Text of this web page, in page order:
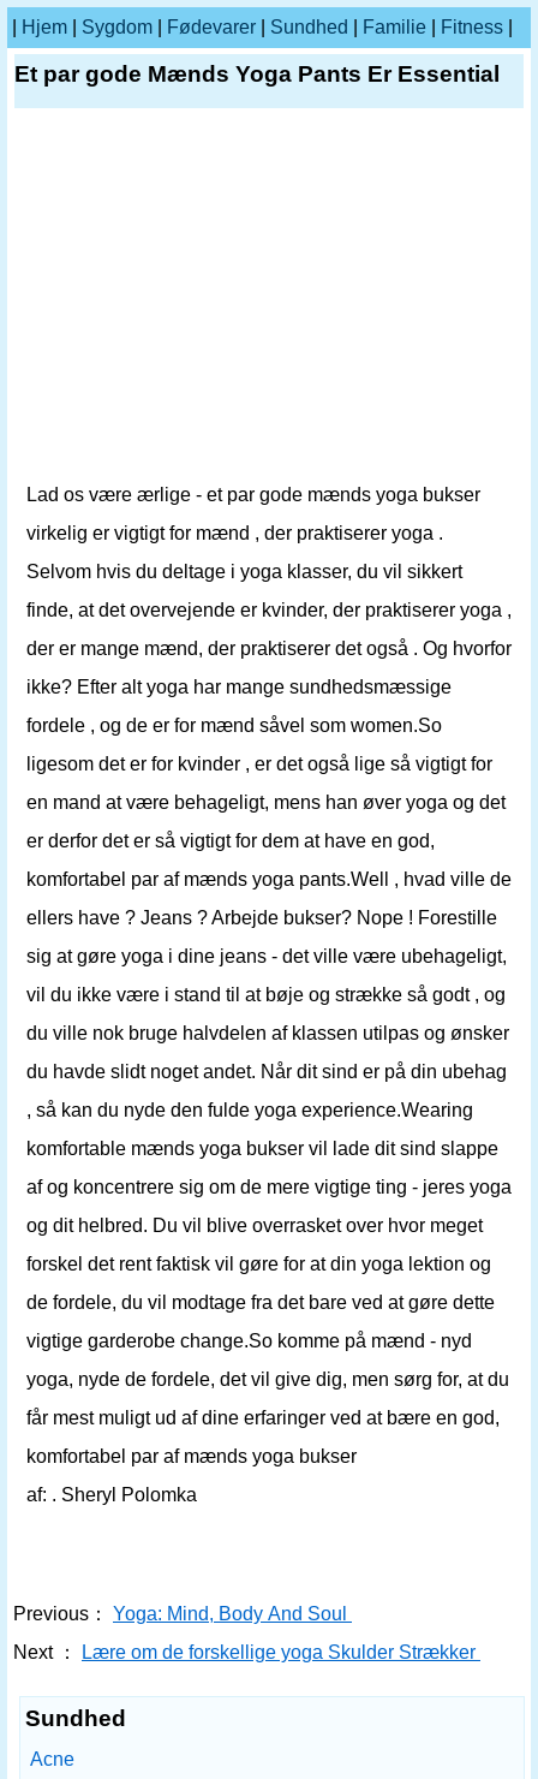
Hjem Sygdom Fødevarer Sundhed Familie Fitness
Et par gode Mænds Yoga Pants Er Essential
Lad os være ærlige - et par gode mænds yoga bukser
virkelig er vigtigt for mænd , der praktiserer yoga .
Selvom hvis du deltage i yoga klasser, du vil sikkert
finde, at det overvejende er kvinder, der praktiserer yoga ,
der er mange mænd, der praktiserer det også . Og hvorfor
ikke? Efter alt yoga har mange sundhedsmæssige
fordele , og de ​​er for mænd såvel som women.So
ligesom det er for kvinder , er det også lige så vigtigt for
en mand at være behageligt, mens han øver yoga og det
er derfor det er så vigtigt for dem at have en god,
komfortabel par af mænds yoga pants.Well , hvad ville de
ellers have ? Jeans ? Arbejde bukser? Nope ! Forestille
sig at gøre yoga i dine jeans - det ville være ubehageligt,
vil du ikke være i stand til at bøje og strække så godt , og
du ville nok bruge halvdelen af klassen utilpas og ønsker
du havde slidt noget andet. Når dit sind er på din ubehag
, så kan du nyde den fulde yoga experience.Wearing
komfortable mænds yoga bukser vil lade dit sind slappe
af og koncentrere sig om de mere vigtige ting - jeres yoga
og dit helbred. Du vil blive overrasket over hvor meget
forskel det rent faktisk vil gøre for at din yoga lektion og
de ​​fordele, du vil modtage fra det bare ved at gøre dette
vigtige garderobe change.So komme på mænd - nyd
yoga, nyde de fordele, det vil give dig, men sørg for, at du
får mest muligt ud af dine erfaringer ved at bære en god,
komfortabel par af mænds yoga bukser
af: . Sheryl Polomka
Previous：
Yoga: Mind, Body And Soul
Next ：
Lære om de forskellige yoga Skulder Strækker
Sundhed
Acne